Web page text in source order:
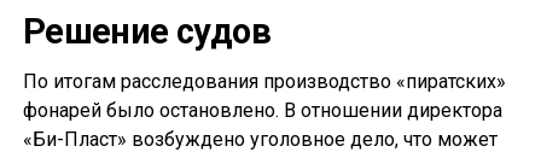
Решение судов
По итогам расследования производство «пиратских»
фонарей было остановлено. В отношении директора
«Би-Пласт» возбуждено уголовное дело, что может